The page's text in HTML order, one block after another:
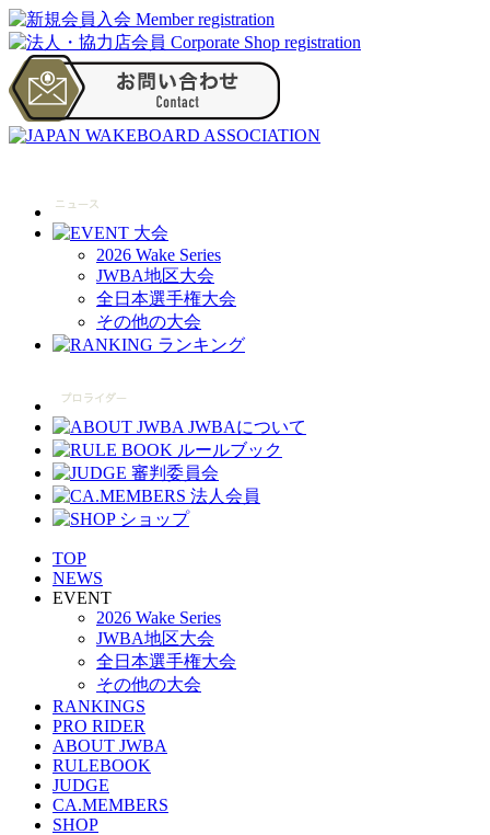
2026 Wake Series
JWBA地区大会
全日本選手権大会
その他の大会
TOP
NEWS
EVENT
2026 Wake Series
JWBA地区大会
全日本選手権大会
その他の大会
RANKINGS
PRO RIDER
ABOUT JWBA
RULEBOOK
JUDGE
CA.MEMBERS
SHOP